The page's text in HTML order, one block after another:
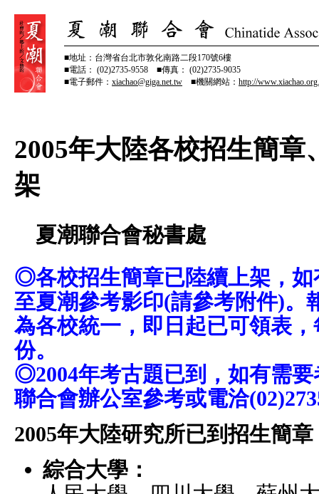
■地址：台灣省台北市敦化南路二段170號6樓
■電話： (02)2735-9558 ■傳真： (02)2735-9035
■電子郵件： xiachao@giga.net.tw ■機關網站： http://
2005年大陸各校招生簡章
架
夏潮聯合會秘書處
◎各校招生簡章已陸續上架，如
至夏潮參考影印(請參考附件)。
為各校統一，即日起已可領表
份。
◎2004年考古題已到，如有需要
聯合會辦公室參考或電洽
2005年大陸研究所已到招生簡章
綜合大學：